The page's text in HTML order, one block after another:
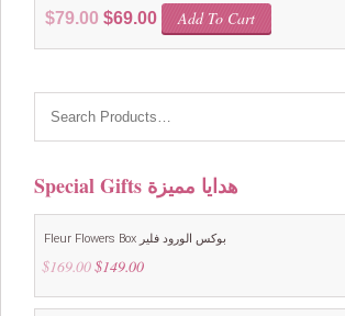
$79.00 Original
$69.00Current
price
Add To Cart
Special Gifts هدايا مميزة
Fleur Flowers Box بوكس الورود فلير
$169.00 Original
was:
$149.00Current
is: